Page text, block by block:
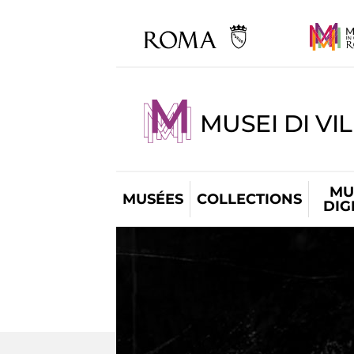
MUSEI DI
MUSÉES COLLECTIONS